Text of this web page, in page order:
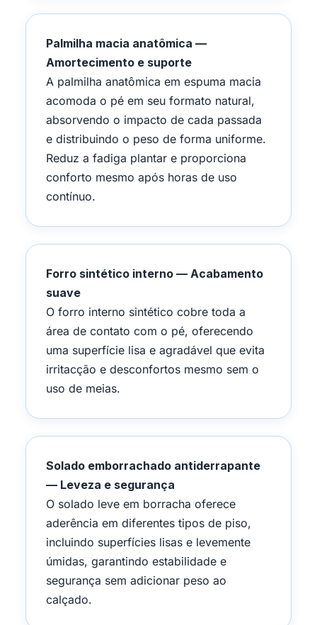
Palmilha macia anatômica —
Amortecimento e suporte
A palmilha anatômica em espuma macia
acomoda o pé em seu formato natural,
absorvendo o impacto de cada passada
e distribuindo o peso de forma uniforme.
Reduz a fadiga plantar e proporciona
conforto mesmo após horas de uso
contínuo.
Forro sintético interno — Acabamento
suave
O forro interno sintético cobre toda a
área de contato com o pé, oferecendo
uma superfície lisa e agradável que evita
irritacção e desconfortos mesmo sem o
uso de meias.
Solado emborrachado antiderrapante
— Leveza e segurança
O solado leve em borracha oferece
aderência em diferentes tipos de piso,
incluindo superfícies lisas e levemente
úmidas, garantindo estabilidade e
segurança sem adicionar peso ao
calçado.